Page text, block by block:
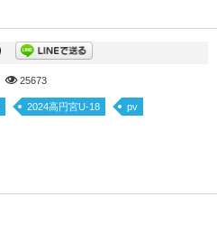
25673
2024高円宮U-18 pv